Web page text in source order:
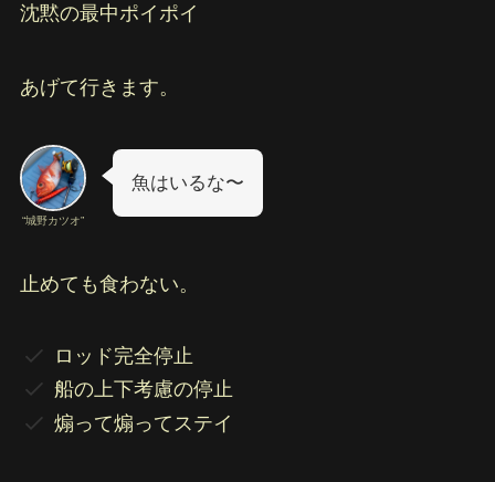
沈黙の最中ポイポイ
あげて行きます。
“城野カツオ”
魚はいるな〜
止めても食わない。
ロッド完全停止
船の上下考慮の停止
煽って煽ってステイ